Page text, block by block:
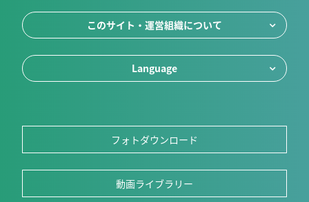
このサイト・運営組織について
Language
フォトダウンロード
動画ライブラリー